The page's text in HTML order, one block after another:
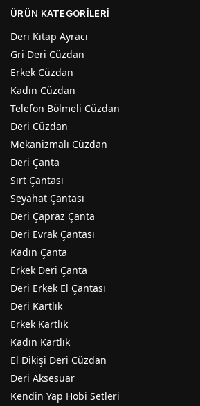
ÜRÜN KATEGORILERI
Deri Kitap Ayracı
Gri Deri Cüzdan
Erkek Cüzdan
Kadın Cüzdan
Telefon Bölmeli Cüzdan
Deri Cüzdan
Mekanizmalı Cüzdan
Deri Çanta
Sırt Çantası
Seyahat Çantası
Deri Çapraz Çanta
Deri Evrak Çantası
Kadın Çanta
Erkek Deri Çanta
Deri Erkek El Çantası
Deri Kartlık
Erkek Kartlık
Kadın Kartlık
El Dikişi Deri Cüzdan
Deri Aksesuar
Kendin Yap Hobi Setleri